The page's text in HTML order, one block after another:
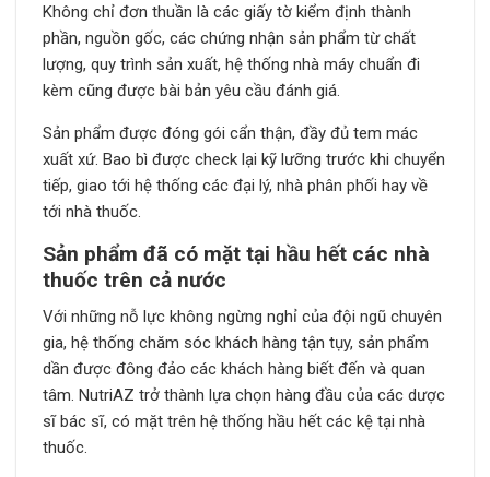
Không chỉ đơn thuần là các giấy tờ kiểm định thành
phần, nguồn gốc, các chứng nhận sản phẩm từ chất
lượng, quy trình sản xuất, hệ thống nhà máy chuẩn đi
kèm cũng được bài bản yêu cầu đánh giá.
Sản phẩm được đóng gói cẩn thận, đầy đủ tem mác
xuất xứ. Bao bì được check lại kỹ lưỡng trước khi chuyển
tiếp, giao tới hệ thống các đại lý, nhà phân phối hay về
tới nhà thuốc.
Sản phẩm đã có mặt tại hầu hết các nhà
thuốc trên cả nước
Với những nỗ lực không ngừng nghỉ của đội ngũ chuyên
gia, hệ thống chăm sóc khách hàng tận tụy, sản phẩm
dần được đông đảo các khách hàng biết đến và quan
tâm. NutriAZ trở thành lựa chọn hàng đầu của các dược
sĩ bác sĩ, có mặt trên hệ thống hầu hết các kệ tại nhà
thuốc.